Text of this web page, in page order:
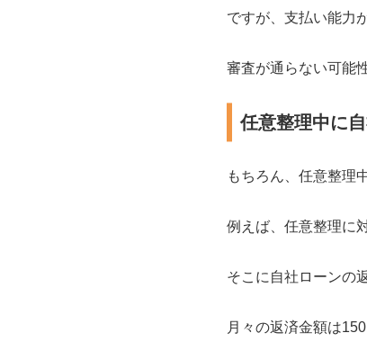
ですが、支払い能力
審査が通らない可能
任意整理中に
もちろん、任意整理
例えば、任意整理に
そこに自社ローンの
月々の返済金額は